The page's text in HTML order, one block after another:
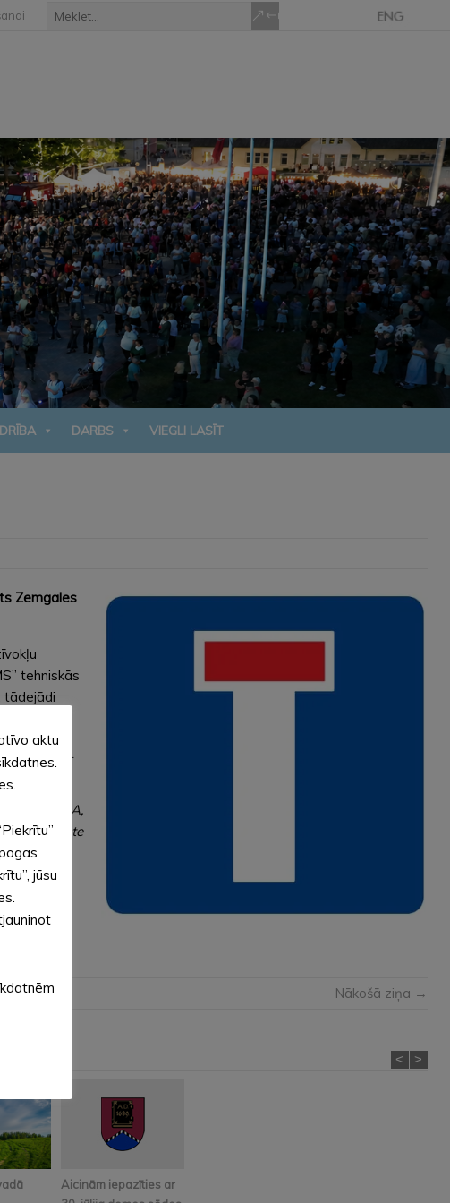
DARBS VIEGLI LASĪT
Zemgales
tehniskās
tādejādi
Nr. 301
APLOKA,
speciāliste
Nākošā ziņa →
Aicinām iepazīties ar
< >
aktu
jūsu